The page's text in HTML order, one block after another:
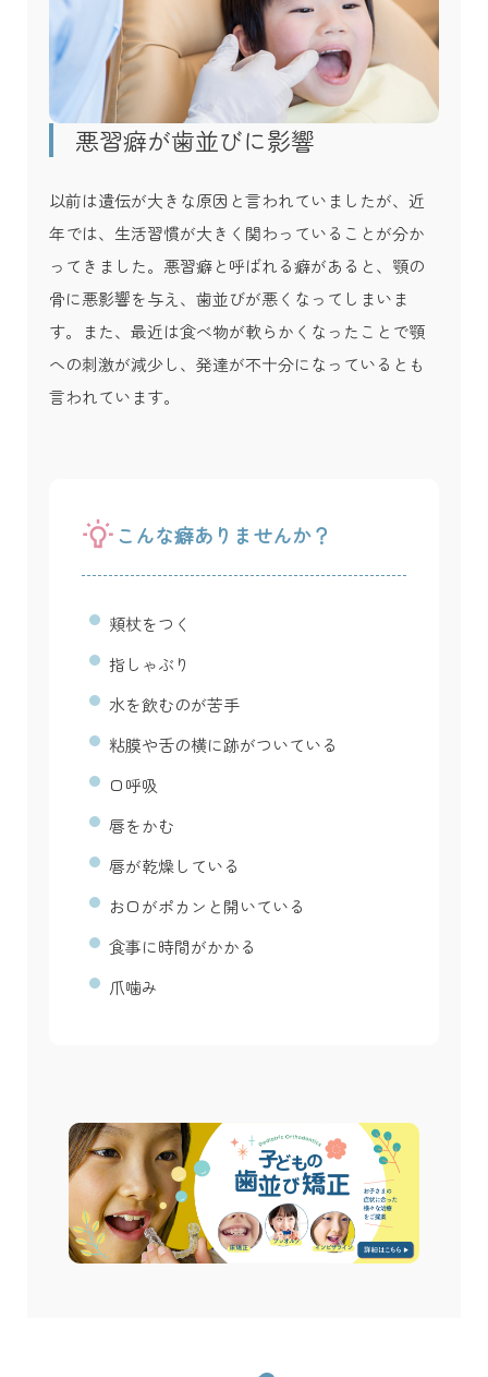
悪習癖が歯並びに影響
以前は遺伝が大きな原因と言われていましたが、近
年では、生活習慣が大きく関わっていることが分か
ってきました。悪習癖と呼ばれる癖があると、顎の
骨に悪影響を与え、歯並びが悪くなってしまいま
す。また、最近は食べ物が軟らかくなったことで顎
への刺激が減少し、発達が不十分になっているとも
言われています。
こんな癖ありませんか？
頬杖をつく
指しゃぶり
水を飲むのが苦手
粘膜や舌の横に跡がついている
口呼吸
唇をかむ
唇が乾燥している
お口がポカンと開いている
食事に時間がかかる
爪噛み